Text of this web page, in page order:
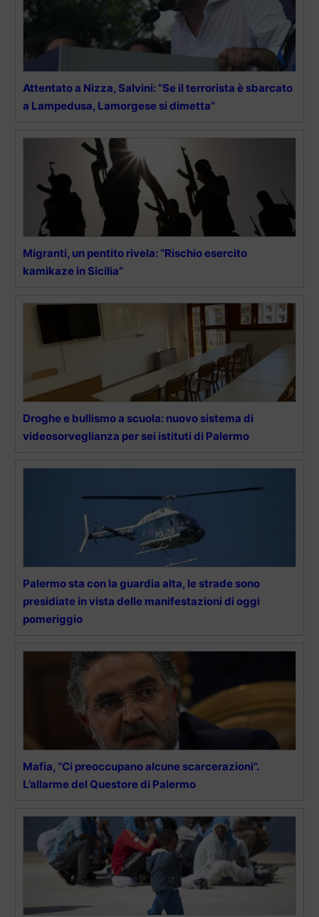
Attentato a Nizza, Salvini: “Se il terrorista è sbarcato
a Lampedusa, Lamorgese si dimetta”
Migranti, un pentito rivela: “Rischio esercito
kamikaze in Sicilia”
Droghe e bullismo a scuola: nuovo sistema di
videosorveglianza per sei istituti di Palermo
Palermo sta con la guardia alta, le strade sono
presidiate in vista delle manifestazioni di oggi
pomeriggio
Mafia, “Ci preoccupano alcune scarcerazioni”.
L’allarme del Questore di Palermo